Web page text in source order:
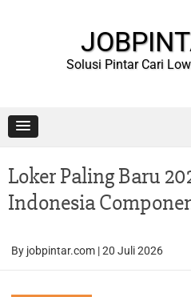
Solusi Pintar Cari
Loker Paling Baru
Indonesia
By jobpintar.com |20 Juli 2026